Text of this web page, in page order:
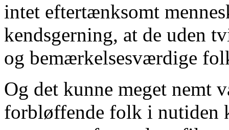
intet eftertænksomt
kendsgerning, at de uden
og bemærkelsesværdige
Og det kunne meget nemt
forbløffende folk i nutiden